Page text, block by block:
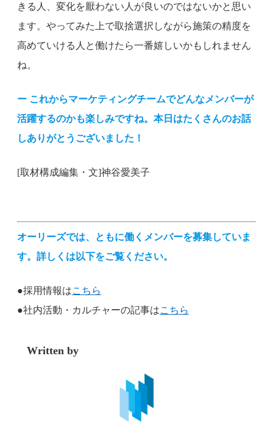
きる人、変化を厭わない人が良いのではないかと思い
ます。やってみた上で取捨選択しながら施策の精度を
高めていける人と働けたら一番嬉しいかもしれません
ね。
ー これからマーケティングチームでどんなメンバーが
活躍するのかも楽しみですね。本日はたくさんのお話
しありがとうございました！
[取材構成編集・文]神谷愛美子
オーリーズでは、ともに働くメンバーを募集していま
す。詳しくは以下をご覧ください。
●採用情報はこちら
●社内活動・カルチャーの記事はこちら
Written by